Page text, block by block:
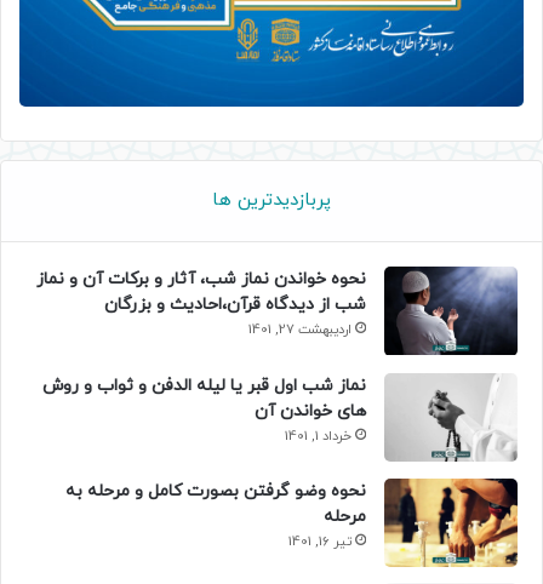
پربازدیدترین ها
نحوه خواندن نماز شب، آثار و برکات آن و نماز
شب از دیدگاه قرآن،احادیث و بزرگان
اردیبهشت 27, 1401
نماز شب اول قبر یا لیله الدفن و ثواب و روش
های خواندن آن
خرداد 1, 1401
نحوه وضو گرفتن بصورت کامل و مرحله به
مرحله
تیر 16, 1401